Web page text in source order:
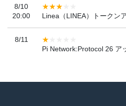
8/10
20:00
Linea（LINEA）トークン
8/11
Pi Network:Protocol 26 ア